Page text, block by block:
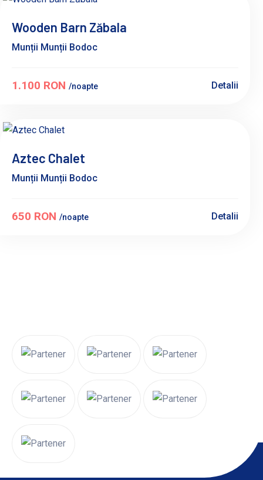
Wooden Barn Zăbala
Munții Munții Bodoc
1.100 RON /noapte Detalii
Aztec Chalet
Munții Munții Bodoc
650 RON /noapte Detalii